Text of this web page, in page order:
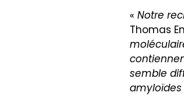
« Notre
Thomas
semble
amyloïdes